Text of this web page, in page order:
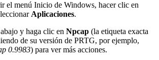
el menú Inicio de Windows, hacer clic en
Aplicaciones.
y haga clic en Npcap (la etiqueta exacta
de su versión de PRTG, por ejemplo,
0.9983) para ver más acciones.